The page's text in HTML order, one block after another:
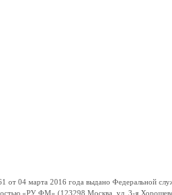
04 марта 2016 года выдано Федеральной
«РУ ФМ» (123298 Москва, ул. 3-я